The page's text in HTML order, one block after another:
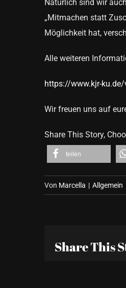
Natürlich sind wir
„Mitmachen statt
Möglichkeit hat,
Alle weiteren
https://www.kjr-
Wir freuen uns auf
Share This Story,
teilen
Von Marcella | Allgemein
Share This